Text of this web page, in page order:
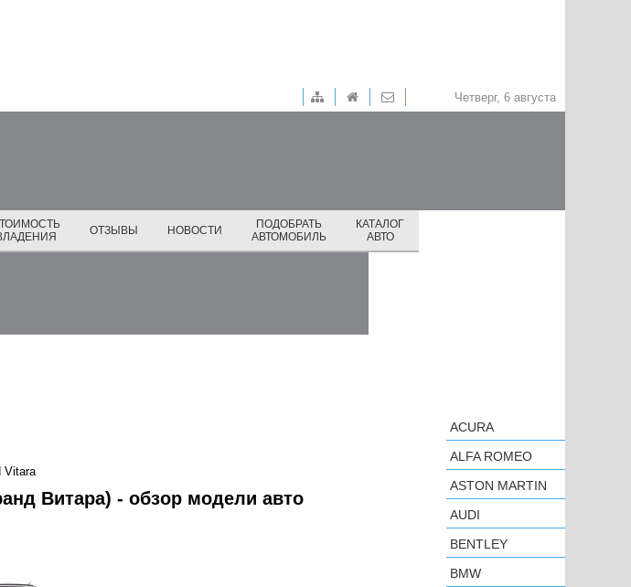
Четверг, 6 августа
ОТЗЫВЫ НОВОСТИ
ПОДОБРАТЬ
АВТОМОБИЛЬ
КАТАЛОГ
АВТО
Vitara
Витара) - обзор модели авто
ACURA
ALFA ROMEO
ASTON MARTIN
AUDI
BENTLEY
BMW